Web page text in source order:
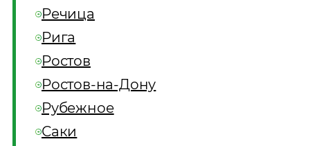
Речица
Рига
Ростов
Ростов-на-Дону
Рубежное
Саки